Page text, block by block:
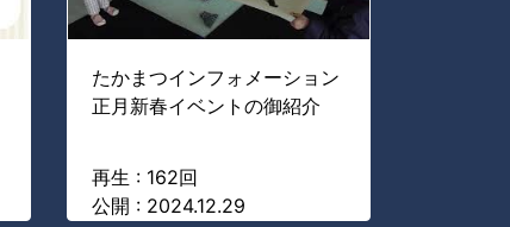
たかまつインフォメーション
正月新春イベントの御紹介
再生 : 162回
公開 : 2024.12.29